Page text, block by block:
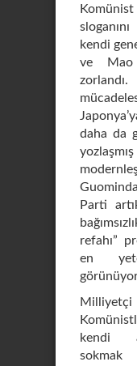
kendi
ve Mao
daha da
Parti
refahı”
en
Milliyetçi
kendi